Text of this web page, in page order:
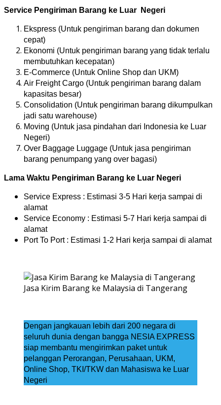
Service Pengiriman Barang ke Luar Negeri
Ekspress (Untuk pengiriman barang dan dokumen
cepat)
Ekonomi (Untuk pengiriman barang yang tidak terlalu
membutuhkan kecepatan)
E-Commerce (Untuk Online Shop dan UKM)
Air Freight Cargo (Untuk pengiriman barang dalam
kapasitas besar)
Consolidation (Untuk pengiriman barang dikumpulkan
jadi satu warehouse)
Moving (Untuk jasa pindahan dari Indonesia ke Luar
Negeri)
Over Baggage Luggage (Untuk jasa pengiriman
barang penumpang yang over bagasi)
Lama Waktu Pengiriman Barang ke Luar Negeri
Service Express : Estimasi 3-5 Hari kerja sampai di
alamat
Service Economy : Estimasi 5-7 Hari kerja sampai di
alamat
Port To Port : Estimasi 1-2 Hari kerja sampai di alamat
Jasa Kirim Barang ke Malaysia di Tangerang
Dengan jangkauan lebih dari 200 negara di
seluruh dunia dengan bangga NESIA EXPRESS
siap membantu mengirimkan paket untuk
pelanggan Perorangan, Perusahaan, UKM,
Online Shop, TKI/TKW dan Mahasiswa ke Luar
Negeri